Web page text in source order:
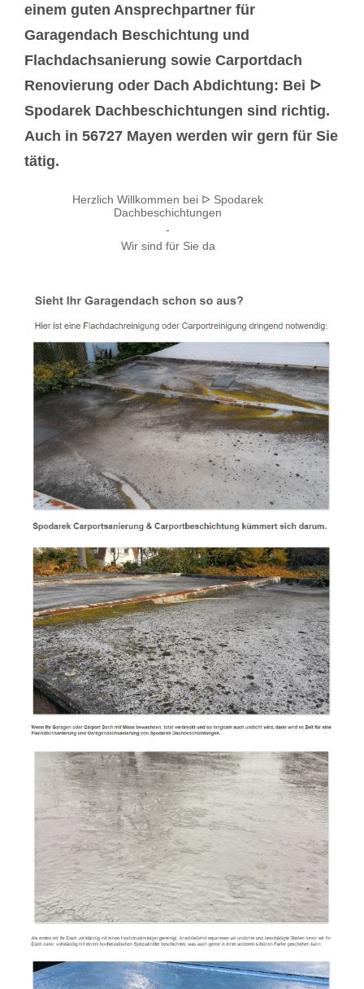
einem guten Ansprechpartner für
Garagendach Beschichtung und
Flachdachsanierung sowie Carportdach
Renovierung oder Dach Abdichtung: Bei ᐅ
Spodarek Dachbeschichtungen sind richtig.
Auch in 56727 Mayen werden wir gern für Sie
tätig.
Herzlich Willkommen bei ᐅ Spodarek
Dachbeschichtungen
-
Wir sind für Sie da